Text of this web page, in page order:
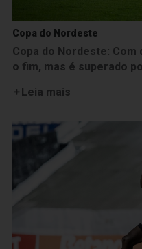
Copa do Nordeste
Copa do Nordeste: Com
o fim, mas é superado
Leia mais